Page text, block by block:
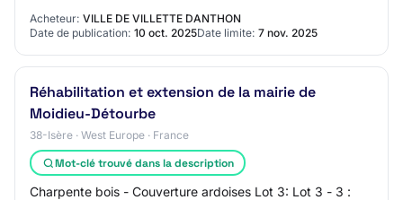
Acheteur: VILLE DE VILLETTE DANTHON
Date de publication: 10 oct. 2025Date limite: 7 nov. 2025
Réhabilitation et extension de la mairie de
Moidieu-Détourbe
38-Isère · West Europe · France
Mot-clé trouvé dans la description
Charpente bois - Couverture ardoises Lot 3: Lot 3 - 3 :